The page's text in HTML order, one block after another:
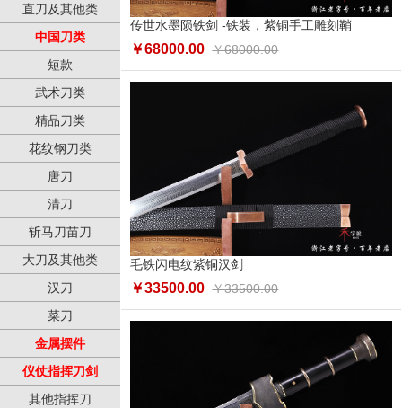
直刀及其他类
中国刀类
短款
武术刀类
精品刀类
花纹钢刀类
唐刀
清刀
斩马刀苗刀
大刀及其他类
汉刀
菜刀
金属摆件
仪仗指挥刀剑
其他指挥刀
传世水墨陨铁剑 -铁装，紫铜手工雕刻鞘
￥68000.00 ￥68000.00
毛铁闪电纹紫铜汉剑
￥33500.00 ￥33500.00